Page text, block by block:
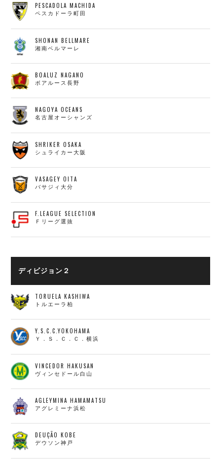
PESCADOLA MACHIDA
ペスカドーラ町田
SHONAN BELLMARE
湘南ベルマーレ
BOALUZ NAGANO
ボアルース長野
NAGOYA OCEANS
名古屋オーシャンズ
SHRIKER OSAKA
シュライカー大阪
VASAGEY OITA
バサジィ大分
F.LEAGUE SELECTION
Ｆリーグ選抜
ディビジョン２
TORUELA KASHIWA
トルエーラ柏
Y.S.C.C.YOKOHAMA
Ｙ．Ｓ．Ｃ．Ｃ．横浜
VINCEDOR HAKUSAN
ヴィンセドール白山
AGLEYMINA HAMAMATSU
アグレミーナ浜松
DEUÇÃO KOBE
デウソン神戸